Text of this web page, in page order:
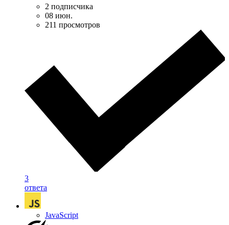
2 подписчика
08 июн.
211 просмотров
3
ответа
JavaScript